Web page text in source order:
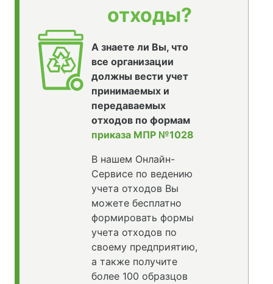
отходы?
А знаете ли Вы, что
все организации
должны вести учет
принимаемых и
передаваемых
отходов по формам
приказа МПР №1028
В нашем Онлайн-
Сервисе по ведению
учета отходов Вы
можете бесплатно
формировать формы
учета отходов по
своему предприятию,
а также получите
более 100 образцов